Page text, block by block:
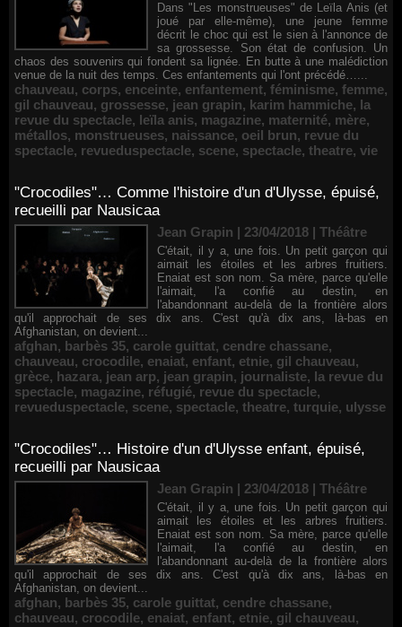
Dans "Les monstrueuses" de Leïla Anis (et
joué par elle-même), une jeune femme
décrit le choc qui est le sien à l'annonce de
sa grossesse. Son état de confusion. Un
chaos des souvenirs qui fondent sa lignée. En butte à une malédiction
venue de la nuit des temps. Ces enfantements qui l'ont précédé…...
chauveau, corps, enceinte, enfantement, féminisme, femme,
gil chauveau, grossesse, jean grapin, karim hammiche, la
revue du spectacle, leïla anis, magazine, maternité, mère,
métallos, monstrueuses, naissance, oeil brun, revue du
spectacle, revueduspectacle, scene, spectacle, theatre, vie
"Crocodiles"… Comme l'histoire d'un d'Ulysse, épuisé,
recueilli par Nausicaa
Jean Grapin | 23/04/2018 | Théâtre
C'était, il y a, une fois. Un petit garçon qui
aimait les étoiles et les arbres fruitiers.
Enaiat est son nom. Sa mère, parce qu'elle
l'aimait, l'a confié au destin, en
l'abandonnant au-delà de la frontière alors
qu'il approchait de ses dix ans. C'est qu'à dix ans, là-bas en
Afghanistan, on devient...
afghan, barbès 35, carole guittat, cendre chassane,
chauveau, crocodile, enaiat, enfant, etnie, gil chauveau,
grèce, hazara, jean arp, jean grapin, journaliste, la revue du
spectacle, magazine, réfugié, revue du spectacle,
revueduspectacle, scene, spectacle, theatre, turquie, ulysse
"Crocodiles"… Histoire d'un d'Ulysse enfant, épuisé,
recueilli par Nausicaa
Jean Grapin | 23/04/2018 | Théâtre
C'était, il y a, une fois. Un petit garçon qui
aimait les étoiles et les arbres fruitiers.
Enaiat est son nom. Sa mère, parce qu'elle
l'aimait, l'a confié au destin, en
l'abandonnant au-delà de la frontière alors
qu'il approchait de ses dix ans. C'est qu'à dix ans, là-bas en
Afghanistan, on devient...
afghan, barbès 35, carole guittat, cendre chassane,
chauveau, crocodile, enaiat, enfant, etnie, gil chauveau,